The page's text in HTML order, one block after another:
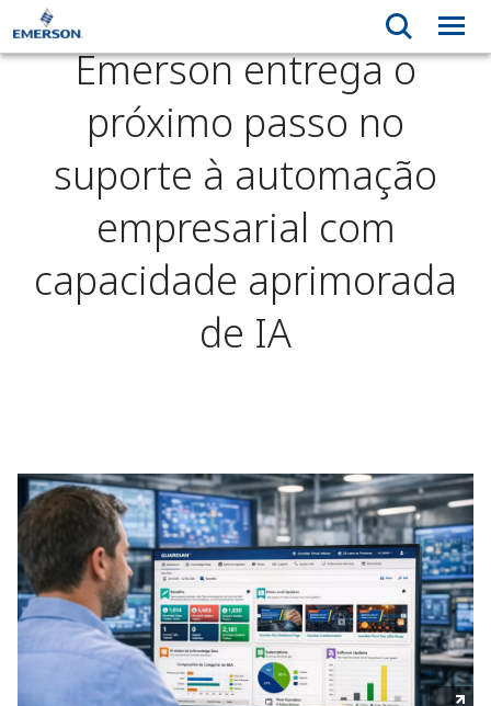
Emerson entrega o
próximo passo no
suporte à automação
empresarial com
capacidade aprimorada
de IA